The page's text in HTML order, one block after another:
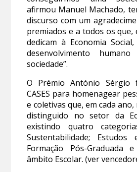
afirmou Manuel Machado,
discurso com um
premiados e a todos os que,
dedicam à Economia
desenvolvimento
sociedade”.
O Prémio António Sérgio
CASES para homenagear
e coletivas que, em cada
distinguido no setor da
existindo quatro
Sustentabilidade; Estudos
Formação Pós-Graduada
âmbito Escolar. (ver